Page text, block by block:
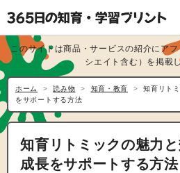
このサイトは商品・サービスの紹介にア
シエイト含む）を掲載
ホーム 読み物 知育・教育
知育リト
をサポートする方法
知育リトミックの魅力
成長をサポートする方法